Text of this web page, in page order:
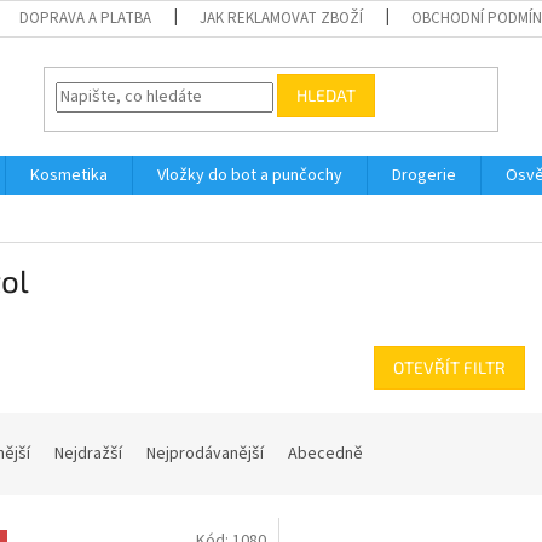
DOPRAVA A PLATBA JAK REKLAMOVAT ZBOŽÍ OBCHODNÍ
HLEDAT
Kosmetika Vložky do bot a punčochy Drogerie
OTEVŘÍT FILTR
Nejdražší Nejprodávanější Abecedně